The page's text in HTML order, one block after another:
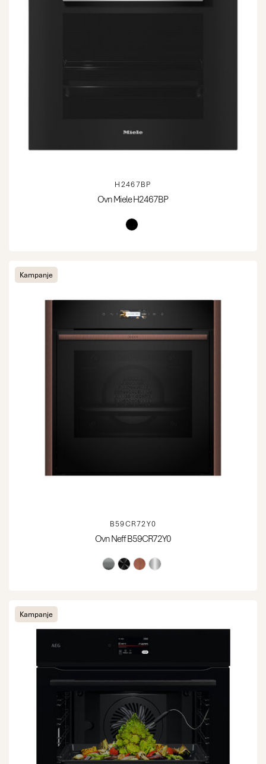
H2467BP
Ovn Miele H2467BP
Kampanje
B59CR72Y0
Ovn Neff B59CR72Y0
Kampanje